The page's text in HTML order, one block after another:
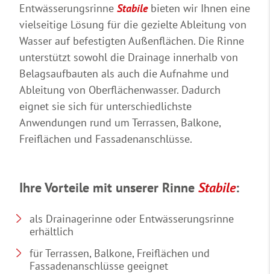
Entwässerungsrinne Stabilebieten wir Ihnen eine
vielseitige Lösung für die gezielte Ableitung von
Wasser auf befestigten Außenflächen. Die Rinne
unterstützt sowohl die Drainage innerhalb von
Belagsaufbauten als auch die Aufnahme und
Ableitung von Oberflächenwasser. Dadurch
eignet sie sich für unterschiedlichste
Anwendungen rund um Terrassen, Balkone,
Freiflächen und Fassadenanschlüsse.
Ihre Vorteile mit unserer Rinne Stabile:
als Drainagerinne oder Entwässerungsrinne
erhältlich
für Terrassen, Balkone, Freiflächen und
Fassadenanschlüsse geeignet